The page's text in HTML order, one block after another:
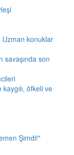
Uzman konuklar
savaşında son
öfkeli ve
Şimdi!"